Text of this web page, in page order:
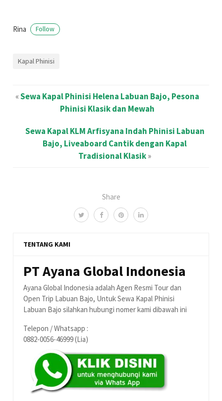
Share
Rina Follow
Kapal Phinisi
«Sewa Kapal Phinisi Helena Labuan Bajo, Pesona
Phinisi Klasik dan Mewah
Sewa Kapal KLM Arfisyana Indah Phinisi Labuan
Bajo, Liveaboard Cantik dengan Kapal
Tradisional Klasik»
TENTANG KAMI
PT Ayana Global Indonesia
Ayana Global Indonesia adalah Agen Resmi Tour dan
Open Trip Labuan Bajo, Untuk Sewa Kapal Phinisi
Labuan Bajo silahkan hubungi nomer kami dibawah ini
Telepon / Whatsapp :
0882-0056-46999 (Lia)